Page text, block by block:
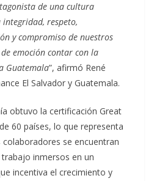
de una cultura
respeto,
y compromiso de nuestros
emoción contar con la
Guatemala”, afirmó René
El Salvador y Guatemala.
obtuvo la certificación Great
60 países, lo que representa
se encuentran
inmersos en un
incentiva el crecimiento y